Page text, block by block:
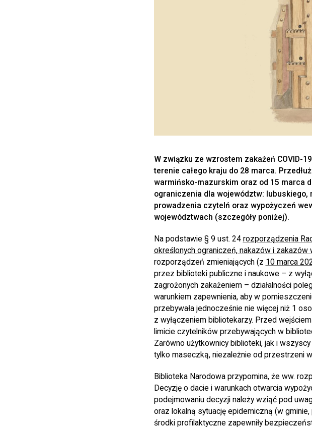
W związku ze wzrostem zakażeń COVID-
terenie całego kraju do 28 marca.
warmińsko-mazurskim oraz od 15 marca
ograniczenia dla województw:
prowadzenia czytelń oraz wypożyczeń
województwach (szczegóły poniżej).
Na podstawie § 9 ust. 24 rozporządzenia
określonych ograniczeń, nakazów i
rozporządzeń zmieniających (z 10 marca
przez biblioteki publiczne i naukowe – z
zagrożonych zakażeniem – działalności
warunkiem zapewnienia, aby w
przebywała jednocześnie nie więcej niż 1
z wyłączeniem bibliotekarzy. Przed
limicie czytelników przebywających w
Zarówno użytkownicy biblioteki, jak i
tylko maseczką, niezależnie od przestrzeni
Biblioteka Narodowa przypomina, że ww.
Decyzję o dacie i warunkach otwarcia
podejmowaniu decyzji należy wziąć pod
oraz lokalną sytuację epidemiczną (w
środki profilaktyczne zapewniły